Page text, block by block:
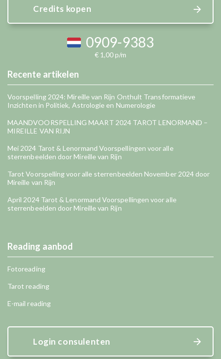
Credits kopen
0909-9383
€ 1,00 p/m
Recente artikelen
Voorspelling 2024: Mireille van Rijn Onthult Transformatieve
Inzichten in Politiek, Astrologie en Numerologie
MAANDVOORSPELLING MAART 2024 TAROT LENORMAND –
MIREILLE VAN RIJN
Mei 2024 Tarot & Lenormand Voorspellingen voor alle
sterrenbeelden door Mireille van Rijn
Tarot Voorspelling voor alle sterrenbeelden November 2024 door
Mireille van Rijn
April 2024 Tarot & Lenormand Voorspellingen voor alle
sterrenbeelden door Mireille van Rijn
Reading aanbod
Fotoreading
Tarot reading
E-mail reading
Login consulenten